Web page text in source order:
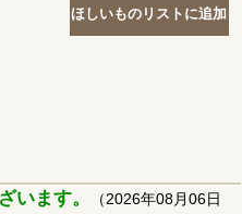
います。
（2026年08月06日